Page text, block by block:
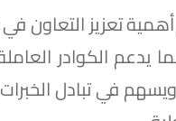
تعزيز التعاون
بما يدعم الكوادر
ويسهم في تبادل